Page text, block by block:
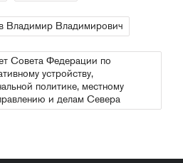
Владимир Владимирович
Совета Федерации по
устройству,
политике, местному
и делам Севера